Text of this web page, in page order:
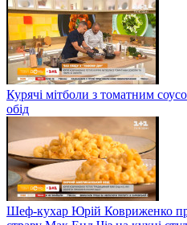
Курячі мітболи з томатним
обід
Шеф-кухар Юрій Ковриженко